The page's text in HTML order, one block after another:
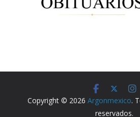
Copyright © 2026 Argonmexico.
reservados.